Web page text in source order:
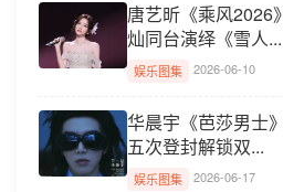
唐艺昕《乘风2026
灿同台演绎《雪人...
娱乐图集 2026-06-10
华晨宇《芭莎男士
五次登封解锁双...
娱乐图集 2026-06-17